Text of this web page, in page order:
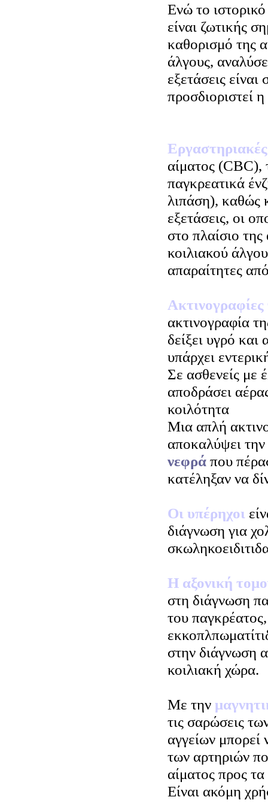
Ενώ το
είναι ζωτικής
καθορισμό της
άλγους,
εξετάσεις
προσδιοριστεί η
αίματος (CBC),
παγκρεατικά
λιπάση), καθώς
εξετάσεις, οι
στο πλαίσιο
κοιλιακού
απαραίτητες
Ακτινογραφίες
ακτινογραφία
δείξει υγρό
υπάρχει
Σε ασθενείς με
αποδράσει
κοιλότητα
Μια απλή
αποκαλύψει την
νεφρά που
κατέληξαν να
Οι υπέρηχοι
διάγνωση για
Η αξονική
στη διάγνωση
του
στην διάγνωση
κοιλιακή χώρα.
Με την
τις σαρώσεις
αγγείων μπορεί
των αρτηριών
αίματος προς
Είναι ακόμη